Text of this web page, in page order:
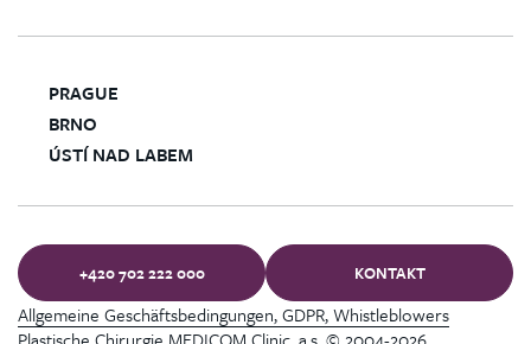
PRAGUE
BRNO
ÚSTÍ NAD LABEM
+420 702 222 000 KONTAKT
Allgemeine Geschäftsbedingungen, GDPR, Whistleblowers